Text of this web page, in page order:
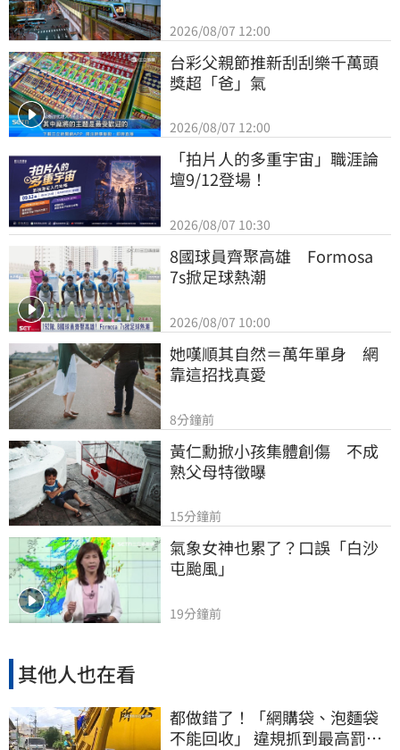
2026/08/07 12:00
台彩父親節推新刮刮樂千萬頭
獎超「爸」氣
2026/08/07 12:00
「拍片人的多重宇宙」職涯論
壇9/12登場！
2026/08/07 10:30
8國球員齊聚高雄　Formosa
7s掀足球熱潮
2026/08/07 10:00
她嘆順其自然＝萬年單身　網
靠這招找真愛
8分鐘前
黃仁勳掀小孩集體創傷　不成
熟父母特徵曝
15分鐘前
氣象女神也累了？口誤「白沙
屯颱風」
19分鐘前
其他人也在看
都做錯了！「網購袋、泡麵袋
不能回收」 違規抓到最高罰